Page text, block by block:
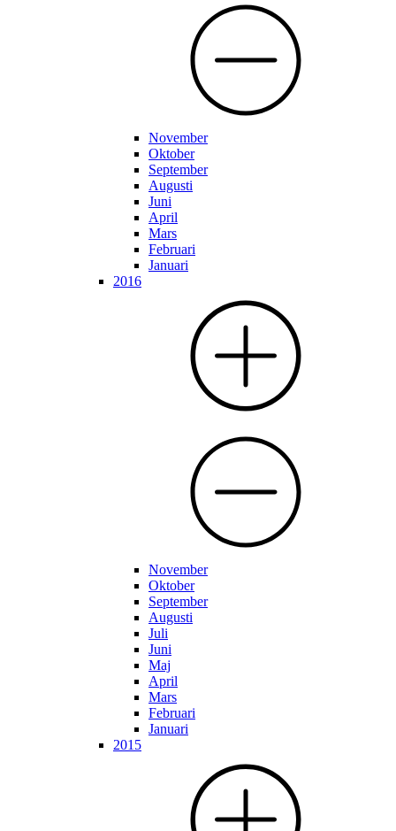
November
Oktober
September
Augusti
Juni
April
Mars
Februari
Januari
2016
November
Oktober
September
Augusti
Juli
Juni
Maj
April
Mars
Februari
Januari
2015